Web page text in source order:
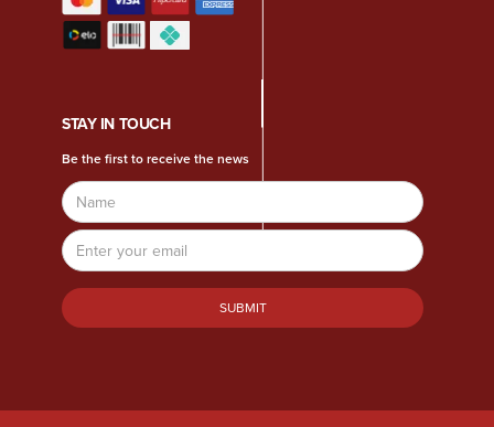
STAY IN TOUCH
Be the first to receive the news
Name
Email
Address